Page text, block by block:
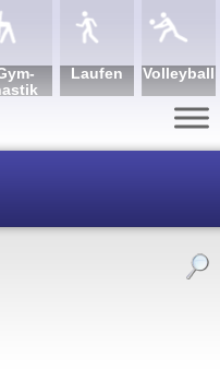
Lau­fen Volley­ball